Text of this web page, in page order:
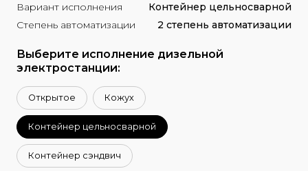
Вариант исполнения
Контейнер цельносварной
Степень автоматизации
2 степень автоматизации
Выберите исполнение дизельной
электростанции:
Открытое Кожух
Контейнер цельносварной
Контейнер сэндвич